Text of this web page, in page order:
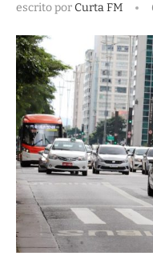
escrito porCurta FM